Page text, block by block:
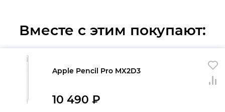
Вместе с этим покупают:
Apple Pencil Pro MX2D3
10 490 ₽